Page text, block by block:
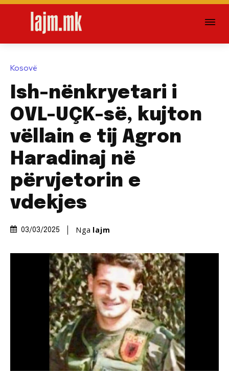
Kosovë
​Ish-nënkryetari i
OVL-UÇK-së, kujton
vëllain e tij Agron
Haradinaj në
përvjetorin e
vdekjes
03/03/2025 Nga lajm